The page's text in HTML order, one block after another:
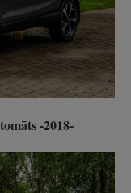
-2018-